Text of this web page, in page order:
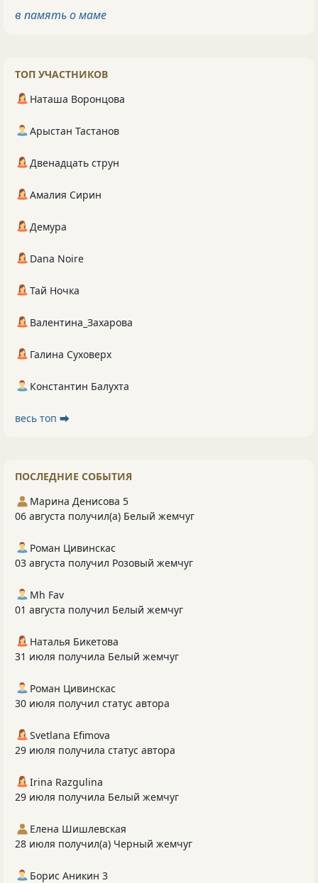
в память о маме
ТОП УЧАСТНИКОВ
Наташа Воронцова
Арыстан Тастанов
Двенадцать струн
Амалия Сирин
Демура
Dana Noire
Тай Ночка
Валентина_Захарова
Галина Суховерх
Константин Балухта
весь топ ⮕
ПОСЛЕДНИЕ СОБЫТИЯ
Марина Денисова 5
06 августа получил(а) Белый жемчуг
Роман Цивинскас
03 августа получил Розовый жемчуг
Mh Fav
01 августа получил Белый жемчуг
Наталья Бикетова
31 июля получила Белый жемчуг
Роман Цивинскас
30 июля получил статус автора
Svetlana Efimova
29 июля получила статус автора
Irina Razgulina
29 июля получила Белый жемчуг
Елена Шишлевская
28 июля получил(а) Черный жемчуг
Борис Аникин 3